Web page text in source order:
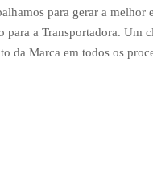
para gerar a melhor
para a Transportadora. Um
da Marca em todos os